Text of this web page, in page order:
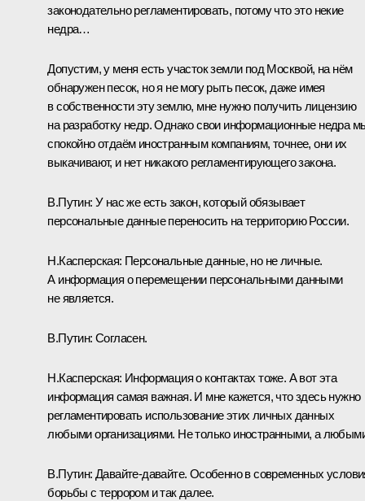
законодательно регламентировать, потому что это некие
недра…
Допустим, у меня есть участок земли под Москвой, на нём
обнаружен песок, но я не могу рыть песок, даже имея
в собственности эту землю, мне нужно получить лицензию
на разработку недр. Однако свои информационные недра
спокойно отдаём иностранным компаниям, точнее, они их
выкачивают, и нет никакого регламентирующего закона.
В.Путин: У нас же есть закон, который обязывает
персональные данные переносить на территорию России.
Н.Касперская: Персональные данные, но не личные.
А информация о перемещении персональными данными
не является.
В.Путин: Согласен.
Н.Касперская: Информация о контактах тоже. А вот эта
информация самая важная. И мне кажется, что здесь нужно
регламентировать использование этих личных данных
любыми организациями. Не только иностранными, а
В.Путин: Давайте-давайте. Особенно в современных
борьбы с террором и так далее.